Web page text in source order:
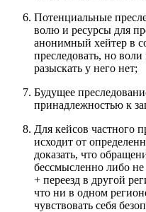
Потенциальные
волю и ресурсы для
анонимный хейтер в
преследовать, но
разыскать у него нет;
Будущее
принадлежностью к
Для кейсов частного
исходит от
доказать, что
бессмысленно либо не
+ переезд в другой
что ни в одном
чувствовать себя